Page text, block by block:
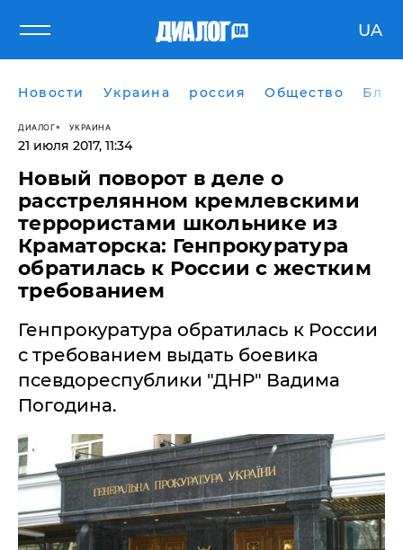
UA
Новости Украина россия Общество
ДИАЛОГ УКРАИНА
21 июля 2017, 11:34
Новый поворот в деле о
расстрелянном кремлевскими
террористами школьнике из
Краматорска: Генпрокуратура
обратилась к России с жестким
требованием
Генпрокуратура обратилась к России
с требованием выдать боевика
псевдореспублики "ДНР" Вадима
Погодина.